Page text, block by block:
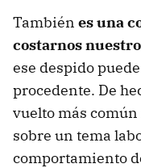
También es una
costarnos
ese despido
procedente. De
vuelto más
sobre un tema
comportamiento